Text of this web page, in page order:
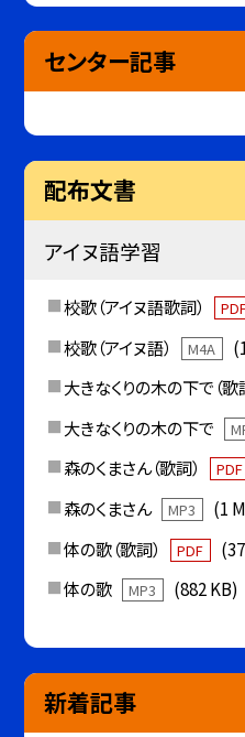
センター記事
配布文書
アイヌ語学習
校歌（アイヌ語歌詞）
校歌（アイヌ語）
M4A
大きなくりの木の下で（歌
大きなくりの木の下で
森のくまさん（歌詞）
PDF
森のくまさん
MP3
(1
体の歌（歌詞）
PDF
体の歌
MP3 (882 KB)
新着記事